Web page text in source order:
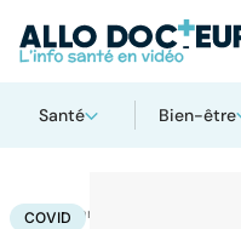
Santé Bien-être
Accueil Santé
COVID